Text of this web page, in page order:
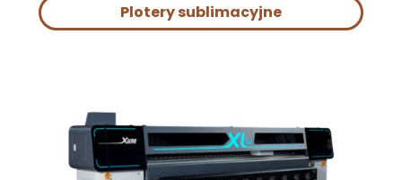
Plotery sublimacyjne